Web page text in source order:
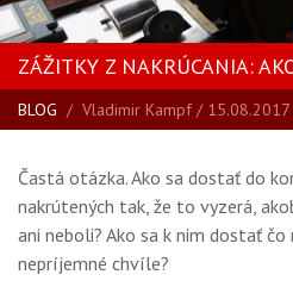
BLOG
ŠKOLA
ZÁŽITKY Z NAKRÚCANIA:
BLOG / Vladimir Kampf/ 15.08.2017
Častá otázka. Ako sa dostať do
nakrútených tak, že to vyzerá,
ani neboli? Ako sa k nim dostať
nepríjemné chvíle?